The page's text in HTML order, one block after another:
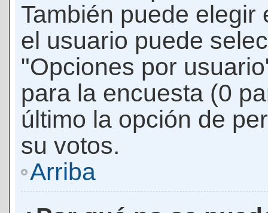
También puede
el usuario puede
"Opciones por
para la encuesta (0
último la opción de
su votos.
Arriba